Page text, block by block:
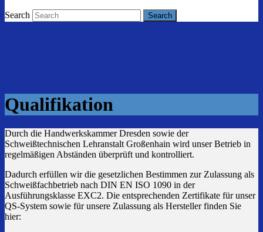
Search
Qualifikation
Durch die Handwerkskammer Dresden sowie der
Schweißtechnischen Lehranstalt Großenhain wird unser Betrieb in
regelmäßigen Abständen überprüft und kontrolliert.
Dadurch erfüllen wir die gesetzlichen Bestimmen zur Zulassung als
Schweißfachbetrieb nach DIN EN ISO 1090 in der
Ausführungsklasse EXC2. Die entsprechenden Zertifikate für unser
QS-System sowie für unsere Zulassung als Hersteller finden Sie
hier: